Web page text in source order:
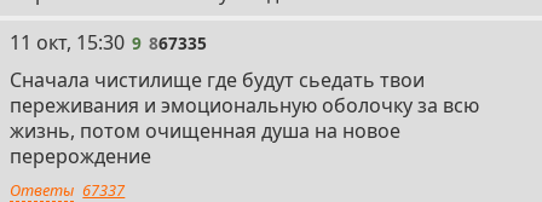
9
11 окт, 15:30 9 867335
Сначала чистилище где будут сьедать твои
переживания и эмоциональную оболочку за всю
жизнь, потом очищенная душа на новое
перерождение
Ответы 67337